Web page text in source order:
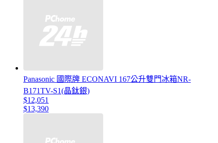
Panasonic 國際牌 ECONAVI 167公升雙門冰箱NR-
B171TV-S1(晶鈦銀)
$12,051
$13,390